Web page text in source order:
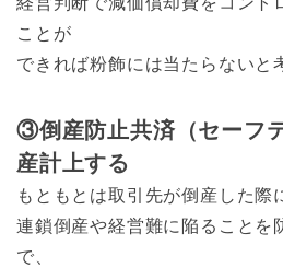
ことが
できれば粉飾には当たらないと
③倒産防止共済（セーフ
産計上する
もともとは取引先が倒産した際
連鎖倒産や経営難に陥ることを
で、